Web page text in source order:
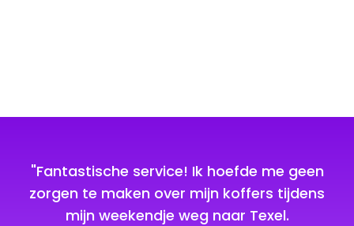
"Fantastische service! Ik hoefde me geen
zorgen te maken over mijn koffers tijdens
mijn weekendje weg naar Texel.